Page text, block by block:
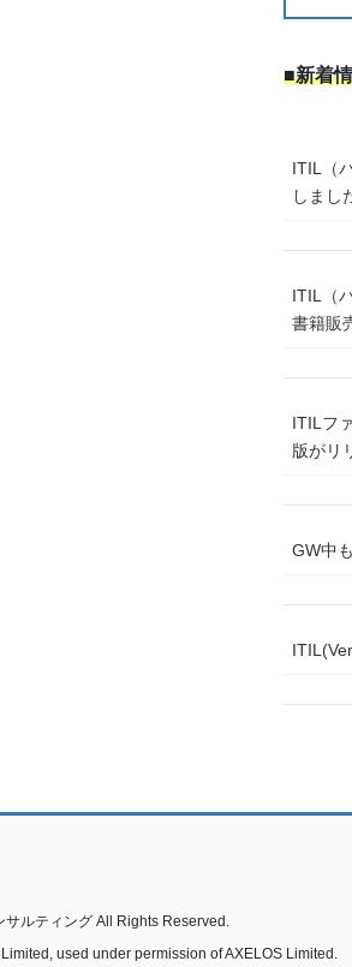
■新着
ITIL（
しまし
ITIL（
書籍販
ITILフ
版がリ
GW中
ルティング All Rights Reserved.
used under permission of AXELOS Limited.